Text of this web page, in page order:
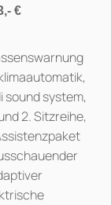
€
sound system,
2. Sitzreihe,